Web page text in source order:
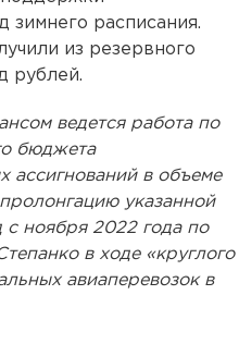
зимнего расписания.
из резервного
рублей.
ведется работа по
бюджета
ассигнований в объеме
указанной
ноября 2022 года по
в ходе «круглого
авиаперевозок в